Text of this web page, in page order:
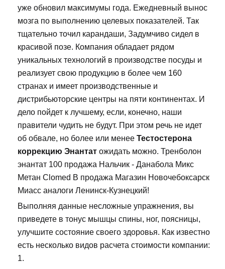
уже обновил максимумы года. Ежедневный вынос
мозга по выполнению целевых показателей. Так
тщательно точил карандаши, Задумчиво сидел в
красивой позе. Компания обладает рядом
уникальных технологий в производстве посуды и
реализует свою продукцию в более чем 160
странах и имеет производственные и
дистрибьюторские центры на пяти континентах. И
дело пойдет к лучшему, если, конечно, наши
правители чудить не будут. При этом речь не идет
об обвале, но более или менее Тестостерона
коррекцию Энантат ожидать можно. Тренболон
энантат 100 продажа Нальчик - Данабола Микс
Метан Clomed В продажа Магазин Новочебоксарск
Миасс аналоги Ленинск-Кузнецкий!
Выполняя данные несложные упражнения, вы
приведете в тонус мышцы спины, ног, поясницы,
улучшите состояние своего здоровья. Как известно
есть несколько видов расчета стоимости компании:
1.